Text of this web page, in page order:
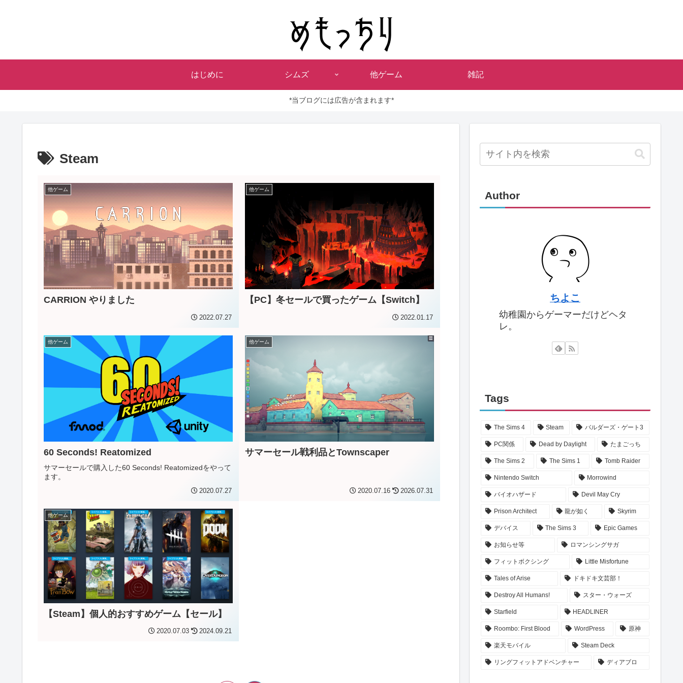
はじめに シムズ 他ゲーム 雑記
*当ブログには広告が含まれます*
Steam
他ゲーム
CARRION やりました
2022.07.27
他ゲーム
【PC】冬セールで買ったゲーム【Switch】
2022.01.17
他ゲーム
60 Seconds! Reatomized
サマーセールで購入した60 Seconds! Reatomizedをやって
ます。
2020.07.27
他ゲーム
サマーセール戦利品とTownscaper
2020.07.16 2026.07.31
他ゲーム
【Steam】個人的おすすめゲーム【セール】
2020.07.03 2024.09.21
Author
ちよこ
幼稚園からゲーマーだけどヘタ
レ。
Tags
The Sims 4 Steam バルダーズ・ゲート3
PC関係 Dead by Daylight たまごっち
The Sims 2 The Sims 1 Tomb Raider
Nintendo Switch Morrowind
バイオハザード Devil May Cry
Prison Architect 龍が如く Skyrim
デバイス The Sims 3 Epic Games
お知らせ等 ロマンシングサガ
フィットボクシング Little Misfortune
Tales of Arise ドキドキ文芸部！
Destroy All Humans! スター・ウォーズ
Starfield HEADLINER
Roombo: First Blood WordPress 原神
楽天モバイル Steam Deck
リングフィットアドベンチャー ディアブロ